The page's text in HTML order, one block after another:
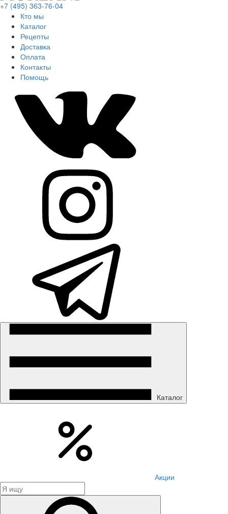
+7 (495) 363-76-04
Кто мы
Каталог
Рецепты
Доставка
Оплата
Контакты
Помощь
Каталог
Акции